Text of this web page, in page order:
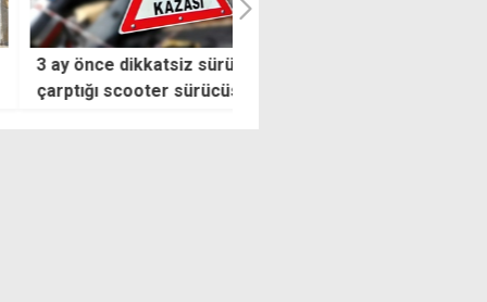
dikkatsiz sürücünün
scooter sürücüsü